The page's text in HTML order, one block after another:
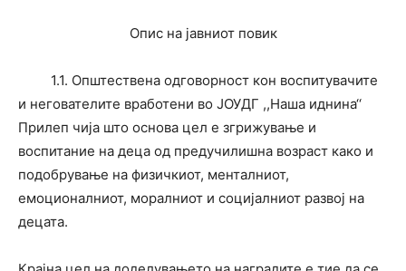
Опис на јавниот повик
1.1. Општествена одговорност кон воспитувачите
и негователите вработени во ЈОУДГ ,,Наша иднина‘‘
Прилеп чија што основа цел е згрижување и
воспитание на деца од предучилишна возраст како и
подобрување на физичкиот, менталниот,
емоционалниот, моралниот и социјалниот развој на
децата.